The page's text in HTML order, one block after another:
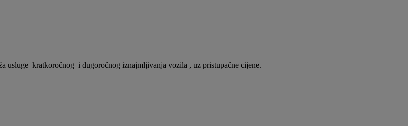
usluge kratkoročnog i dugoročnog iznajmljivanja vozila , uz pristupačne cijene.